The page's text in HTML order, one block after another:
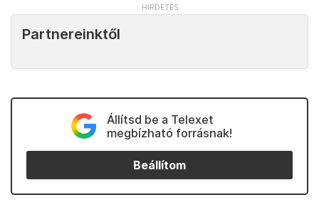
Partnereinktől
Állítsd be a Telexet
megbízható forrásnak!
Beállítom